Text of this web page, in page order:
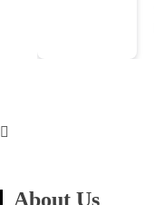
About Us